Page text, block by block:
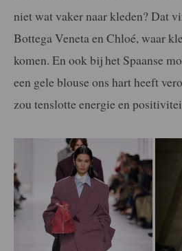
niet wat vaker naar kleden? Dat
Bottega Veneta en Chloé, waar
komen. En ook bij het Spaanse
een gele blouse ons hart heeft
zou tenslotte energie en